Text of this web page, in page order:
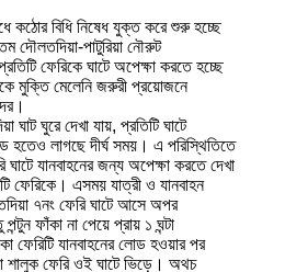
কঠোর বিধি নিষেধ যুক্ত করে শুরু হচ্ছে
দৌলতদিয়া-পাটুরিয়া নৌরুট
ফেরিকে ঘাটে অপেক্ষা করতে হচ্ছে
মুক্তি মেলেনি জরুরী প্রয়োজনে
ঘাট ঘুরে দেখা যায়, প্রতিটি ঘাটে
হতেও লাগছে দীর্ঘ সময়। এ পরিস্থিতিতে
ঘাটে যানবাহনের জন্য অপেক্ষা করতে দেখা
ফেরিকে। এসময় যাত্রী ও যানবাহন
৭নং ফেরি ঘাটে আসে অপর
ফাঁকা না পেয়ে প্রায় ১ ঘন্টা
ফেরিটি যানবাহনের লোড হওয়ার পর
শালুক ফেরি ওই ঘাটে ভিড়ে। অথচ